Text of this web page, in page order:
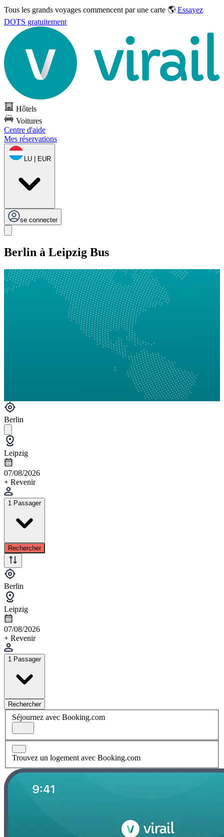
Tous les grands voyages commencent par une carte 🌎 Essayez
DOTS gratuitement
Hôtels
Voitures
Centre d'aide
Mes réservations
LU | EUR
se connecter
Berlin à Leipzig Bus
Berlin
Leipzig
07/08/2026
+ Revenir
1 Passager
Rechercher
Berlin
Leipzig
07/08/2026
+ Revenir
1 Passager
Rechercher
Séjournez avec Booking.com
Trouvez un logement avec Booking.com